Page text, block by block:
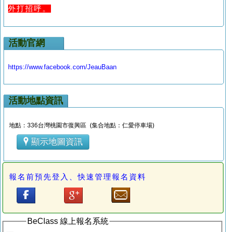
外打招呼。
活動官網
https://www.facebook.com/JeauBaan
活動地點資訊
地點：336台灣桃園市復興區 (集合地點：仁愛停車場)
顯示地圖資訊
報名前預先登入、快速管理報名資料
BeClass 線上報名系統